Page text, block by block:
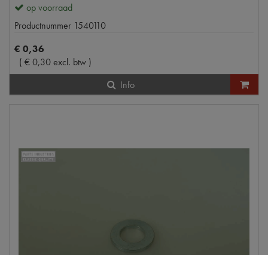
op voorraad
Productnummer 1540110
€ 0,36
( €0,30excl. btw )
Info